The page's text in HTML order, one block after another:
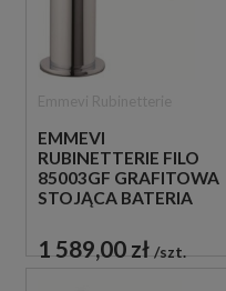
EMMEVI
RUBINETTERIE FILO
85003GF GRAFITOWA
STOJĄCA BATERIA
JEDNOUCHWYTOWA
1 589,00 zł szt.